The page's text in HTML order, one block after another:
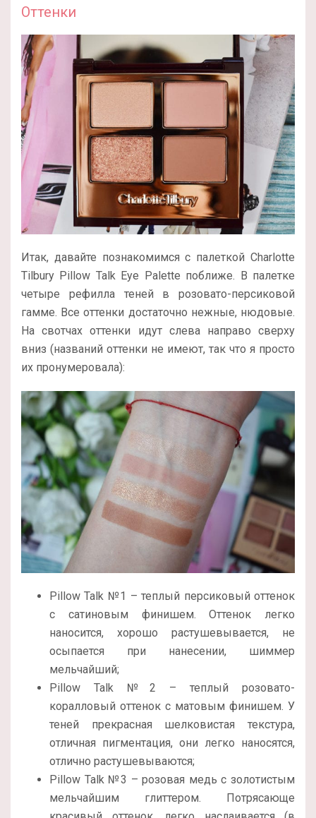
Оттенки
Итак, давайте познакомимся с палеткой Charlotte
Tilbury Pillow Talk Eye Palette поближе. В палетке
четыре рефилла теней в розовато-персиковой
гамме. Все оттенки достаточно нежные, нюдовые.
На свотчах оттенки идут слева направо сверху
вниз (названий оттенки не имеют, так что я просто
их пронумеровала):
Pillow Talk №1 – теплый персиковый оттенок
с сатиновым финишем. Оттенок легко
наносится, хорошо растушевывается, не
осыпается при нанесении, шиммер
мельчайший;
Pillow Talk №2 – теплый розовато-
коралловый оттенок с матовым финишем. У
теней прекрасная шелковистая текстура,
отличная пигментация, они легко наносятся,
отлично растушевываются;
Pillow Talk №3 – розовая медь с золотистым
мельчайшим глиттером. Потрясающе